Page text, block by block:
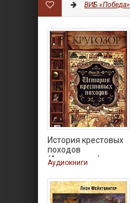
ВИБ «Победа»
История крестовых
походов
(Аудиокнига)
Аудиокниги